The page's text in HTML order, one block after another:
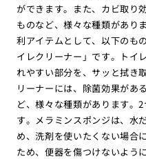
ができます。また、カビ取り
ものなど、様々な種類があり
利アイテムとして、以下のも
イレクリーナー」です。トイ
れやすい部分を、サッと拭き
リーナーには、除菌効果があ
ど、様々な種類があります。
す。メラミンスポンジは、水
め、洗剤を使いたくない場合
ため、便器を傷つけないよう